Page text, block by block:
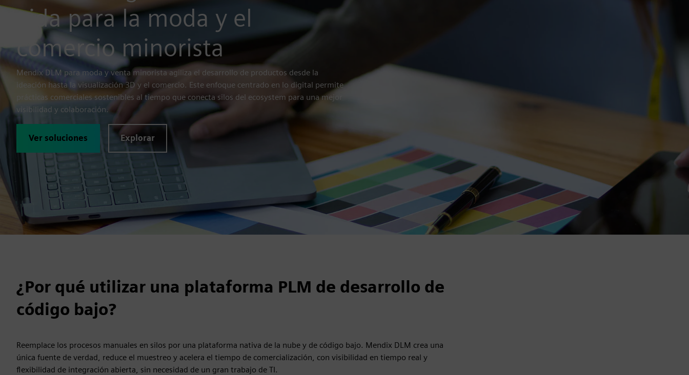
vida para la moda y el
comercio minorista
Mendix DLM para moda y venta minorista agiliza el desarrollo de productos desde la
ideación hasta la visualización 3D y el comercio. Este enfoque centrado en lo digital permite
prácticas comerciales sostenibles al tiempo que conecta silos del ecosystem para una mejor
visibilidad y colaboración.
Ver soluciones Explorar
¿Por qué utilizar una plataforma PLM de desarrollo de
código bajo?
Reemplace los procesos manuales en silos por una plataforma nativa de la nube y de código bajo. Mendix DLM crea una
única fuente de verdad, reduce el muestreo y acelera el tiempo de comercialización, con visibilidad en tiempo real y
flexibilidad de integración abierta, sin necesidad de un gran trabajo de TI.